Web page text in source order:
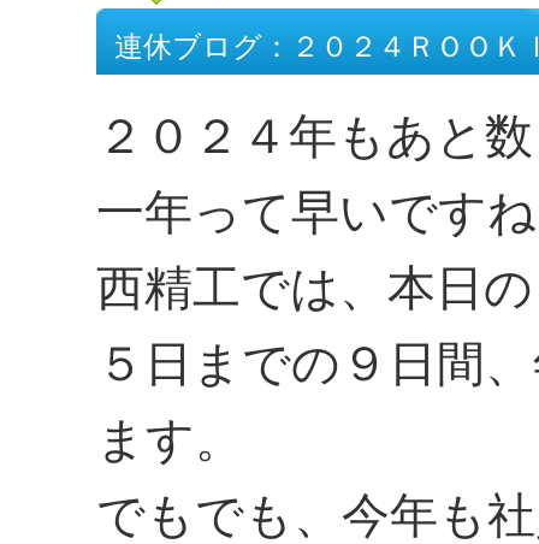
連休ブログ：２０２４ＲＯＯ
２０２４年もあと
一年って早いです
西精工では、本日
５日までの９日間
ます。
でもでも、今年も